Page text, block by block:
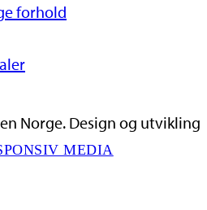
forhold
Norge. Design og utvikling
MEDIA